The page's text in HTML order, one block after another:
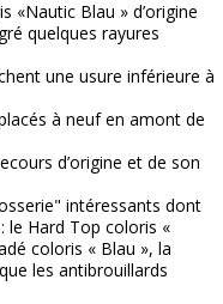
«Nautic Blau » d’origine
quelques rayures
une usure inférieure à
à neuf en amont de
d’origine et de son
intéressants dont
le Hard Top coloris «
coloris « Blau », la
les antibrouillards